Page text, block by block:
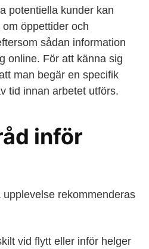
potentiella kunder kan
öppettider och
sådan information
online. För att känna sig
man begär en specifik
tid innan arbetet utförs.
inför
rekommenderas
vid flytt eller inför helger